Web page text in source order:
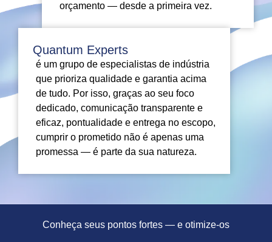
orçamento — desde a primeira vez.
Quantum Experts
é um grupo de especialistas de indústria
que prioriza qualidade e garantia acima
de tudo. Por isso, graças ao seu foco
dedicado, comunicação transparente e
eficaz, pontualidade e entrega no escopo,
cumprir o prometido não é apenas uma
promessa — é parte da sua natureza.
Conheça seus pontos fortes — e otimize-os